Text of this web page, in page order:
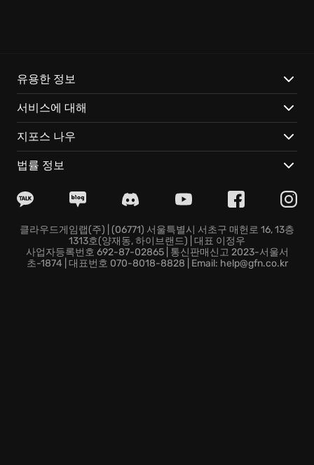
가는 물리 상호작용은 반복되는 과정 속에서도 신선한 자
극을 유지하게 돕습니다. 단 한 번의 실수로 아래까지 떨
어질 수도 있는 위험을 최소화하며 조금씩 정상을 향해
전진할 때 맛보는 성취감은 이 작품이 지닌 차별화된 매
력입니다.
GeForce NOW를 이용해 PEAK을 즉시 실행하며 정교하
데스크톱이나 스마트폰 등 기기 종류와 상관없이 고품질
스트리밍 기술로 끊김 없는 플레이 환경을 어디서나 동일
하게 제공받아 모험에 집중합니다.
유용한 정보
서비스에 대해
지포스 나우
법률 정보
클라우드게임랩(주) | (06771) 서울특별시 서초구 매헌로 16, 13층
1313호(양재동, 하이브랜드) | 대표 이정우
사업자등록번호 692-87-02865 | 통신판매신고 2023-서울서
초-1874 | 대표번호 070-8018-8828 | Email: help@gfn.co.kr